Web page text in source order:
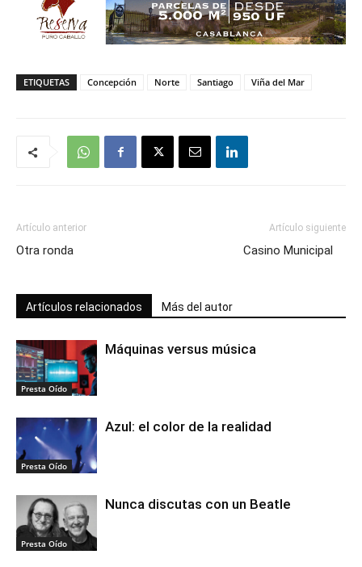
ETIQUETAS Concepción Norte Santiago Viña del Mar
Artículo anterior
Otra ronda
Artículo siguiente
Casino Municipal
Artículos relacionados Más del autor
Presta Oído
Máquinas versus música
Presta Oído
Azul: el color de la realidad
Presta Oído
Nunca discutas con un Beatle